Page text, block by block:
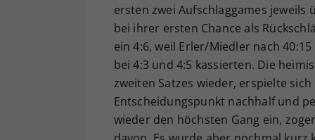
ersten zwei Aufschlaggames
bei ihrer ersten Chance als
ein 4:6, weil Erler/Miedler nach
bei 4:3 und 4:5 kassierten. Die
zweiten Satzes wieder, erspielte
Entscheidungspunkt nachhalf und
wieder den höchsten Gang ein,